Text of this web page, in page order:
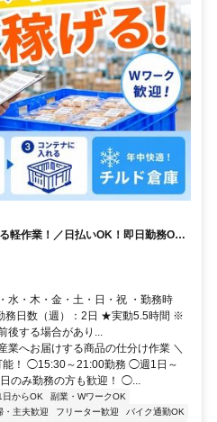
軽作業！／日払いOK！即日勤務OK♪
者歓迎！履歴書不要！
水・木・金・土・日・祝 ・勤務時
務日数（週）：2日 ★実動5.5時間 ※
後する場合があり...
業へお届けする商品の仕分け作業 ＼
能！ ◯15:30～21:00勤務 ◯週1日～
のみ勤務の方も歓迎！ ◯...
日からOK
副業・WワークOK
・主夫歓迎 フリーター歓迎
バイク通勤OK